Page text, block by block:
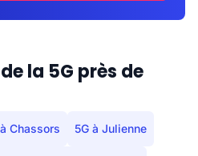
la 5G près de
Chassors 5G à Julienne